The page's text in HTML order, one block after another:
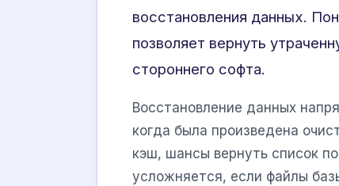
восстановления данных.
позволяет вернуть
стороннего софта.
Восстановление данных
когда была произведена
кэш, шансы вернуть список
усложняется, если файлы